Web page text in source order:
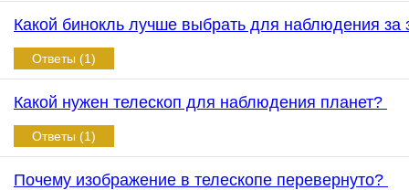
Какой бинокль лучше выбрать для наблюдения за
Ответы (1)
Какой нужен телескоп для наблюдения планет?
Ответы (1)
Почему изображение в телескопе перевернуто?